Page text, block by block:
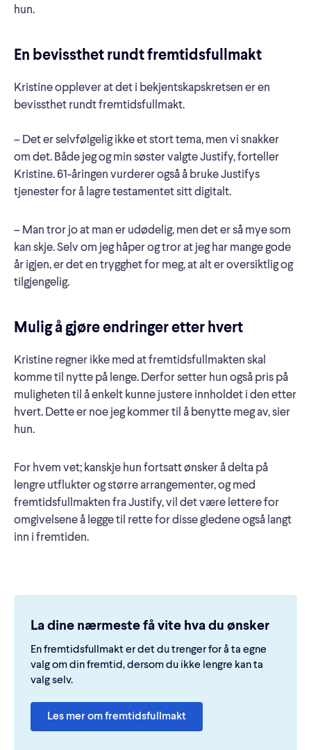
hun.
En bevissthet rundt fremtidsfullmakt
Kristine opplever at det i bekjentskapskretsen er en
bevissthet rundt fremtidsfullmakt.
– Det er selvfølgelig ikke et stort tema, men vi snakker
om det. Både jeg og min søster valgte Justify, forteller
Kristine. 61-åringen vurderer også å bruke Justifys
tjenester for å lagre testamentet sitt digitalt.
– Man tror jo at man er udødelig, men det er så mye som
kan skje. Selv om jeg håper og tror at jeg har mange gode
år igjen, er det en trygghet for meg, at alt er oversiktlig og
tilgjengelig.
Mulig å gjøre endringer etter hvert
Kristine regner ikke med at fremtidsfullmakten skal
komme til nytte på lenge. Derfor setter hun også pris på
muligheten til å enkelt kunne justere innholdet i den etter
hvert. Dette er noe jeg kommer til å benytte meg av, sier
hun.
For hvem vet; kanskje hun fortsatt ønsker å delta på
lengre utflukter og større arrangementer, og med
fremtidsfullmakten fra Justify, vil det være lettere for
omgivelsene å legge til rette for disse gledene også langt
inn i fremtiden.
La dine nærmeste få vite hva du ønsker
En fremtidsfullmakt er det du trenger for å ta egne
valg om din fremtid, dersom du ikke lengre kan ta
valg selv.
Les mer om fremtidsfullmakt